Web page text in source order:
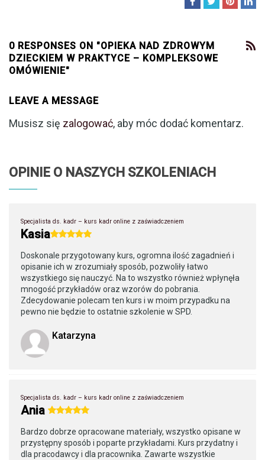
0 RESPONSES ON "OPIEKA NAD ZDROWYM
DZIECKIEM W PRAKTYCE – KOMPLEKSOWE
OMÓWIENIE"
LEAVE A MESSAGE
Musisz się zalogować, aby móc dodać komentarz.
OPINIE O NASZYCH SZKOLENIACH
Specjalista ds. kadr – kurs kadr online z zaświadczeniem
Kasia
Doskonale przygotowany kurs, ogromna ilość zagadnień i
opisanie ich w zrozumiały sposób, pozwoliły łatwo
wszystkiego się nauczyć. Na to wszystko również wpłynęła
mnogość przykładów oraz wzorów do pobrania.
Zdecydowanie polecam ten kurs i w moim przypadku na
pewno nie będzie to ostatnie szkolenie w SPD.
Katarzyna
Specjalista ds. kadr – kurs kadr online z zaświadczeniem
Ania
Bardzo dobrze opracowane materiały, wszystko opisane w
przystępny sposób i poparte przykładami. Kurs przydatny i
dla pracodawcy i dla pracownika. Zawarte wszystkie